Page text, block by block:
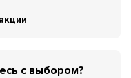
с выбором?